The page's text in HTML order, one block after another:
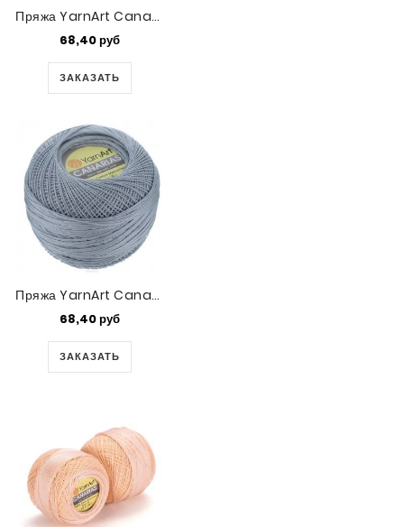
Пряжа YarnArt Canarias (6319)
68,40 руб
ЗАКАЗАТЬ
Пряжа YarnArt Canarias (5326)
68,40 руб
ЗАКАЗАТЬ